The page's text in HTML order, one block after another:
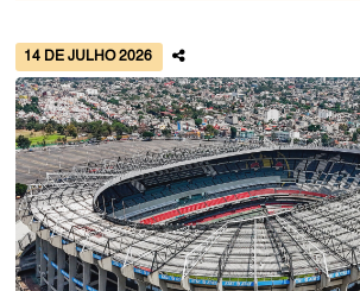
14 DE JULHO 2026